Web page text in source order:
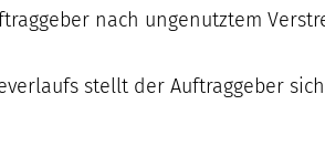
nach ungenutztem
stellt der Auftraggeber